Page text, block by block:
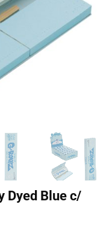
Dyed Blue c/